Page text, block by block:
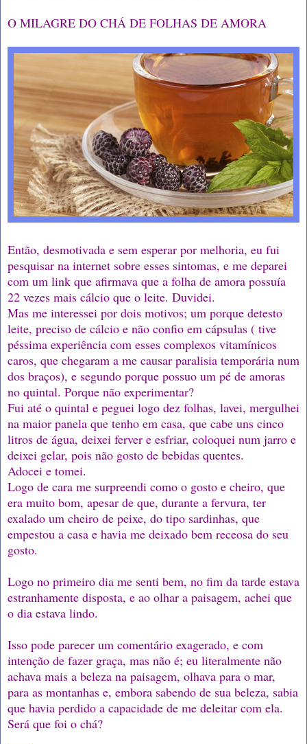
O MILAGRE DO CHÁ DE FOLHAS DE AMORA
Então, desmotivada e sem esperar por melhoria, eu fui
pesquisar na internet sobre esses sintomas, e me deparei
com um link que afirmava que a folha de amora possuía
22 vezes mais cálcio que o leite. Duvidei.
Mas me interessei por dois motivos; um porque detesto
leite, preciso de cálcio e não confio em cápsulas ( tive
péssima experiência com esses complexos vitamínicos
caros, que chegaram a me causar paralisia temporária num
dos braços), e segundo porque possuo um pé de amoras
no quintal. Porque não experimentar?
Fui até o quintal e peguei logo dez folhas, lavei, mergulhei
na maior panela que tenho em casa, que cabe uns cinco
litros de água, deixei ferver e esfriar, coloquei num jarro e
deixei gelar, pois não gosto de bebidas quentes.
Adocei e tomei.
Logo de cara me surpreendi como o gosto e cheiro, que
era muito bom, apesar de que, durante a fervura, ter
exalado um cheiro de peixe, do tipo sardinhas, que
empestou a casa e havia me deixado bem receosa do seu
gosto.
Logo no primeiro dia me senti bem, no fim da tarde estava
estranhamente disposta, e ao olhar a paisagem, achei que
o dia estava lindo.
Isso pode parecer um comentário exagerado, e com
intenção de fazer graça, mas não é; eu literalmente não
achava mais a beleza na paisagem, olhava para o mar,
para as montanhas e, embora sabendo de sua beleza, sabia
que havia perdido a capacidade de me deleitar com ela.
Será que foi o chá?